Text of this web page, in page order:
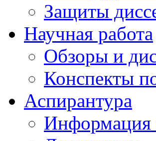
Защиты
Научная работа
Обзоры и
Конспекты
Аспирантура
Информация